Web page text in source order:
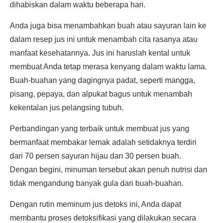
dihabiskan dalam waktu beberapa hari.
Anda juga bisa menambahkan buah atau sayuran lain ke
dalam resep jus ini untuk menambah cita rasanya atau
manfaat kesehatannya. Jus ini haruslah kental untuk
membuat Anda tetap merasa kenyang dalam waktu lama.
Buah-buahan yang dagingnya padat, seperti mangga,
pisang, pepaya, dan alpukat bagus untuk menambah
kekentalan jus pelangsing tubuh.
Perbandingan yang terbaik untuk membuat jus yang
bermanfaat membakar lemak adalah setidaknya terdiri
dari 70 persen sayuran hijau dan 30 persen buah.
Dengan begini, minuman tersebut akan penuh nutrisi dan
tidak mengandung banyak gula dari buah-buahan.
Dengan rutin meminum jus detoks ini, Anda dapat
membantu proses detoksifikasi yang dilakukan secara